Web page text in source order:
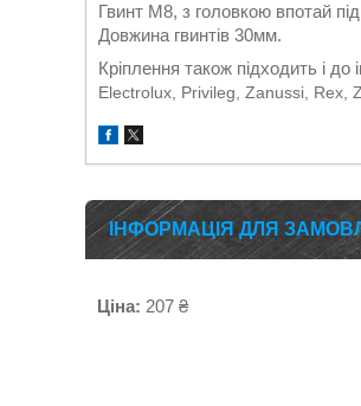
Гвинт М8, з головкою впотай
Довжина гвинтів 30мм.
Кріплення також підходить і
Electrolux, Privileg, Zanussi, Rex,
ІНФОРМАЦІЯ ДЛЯ
Ціна: 207 ₴